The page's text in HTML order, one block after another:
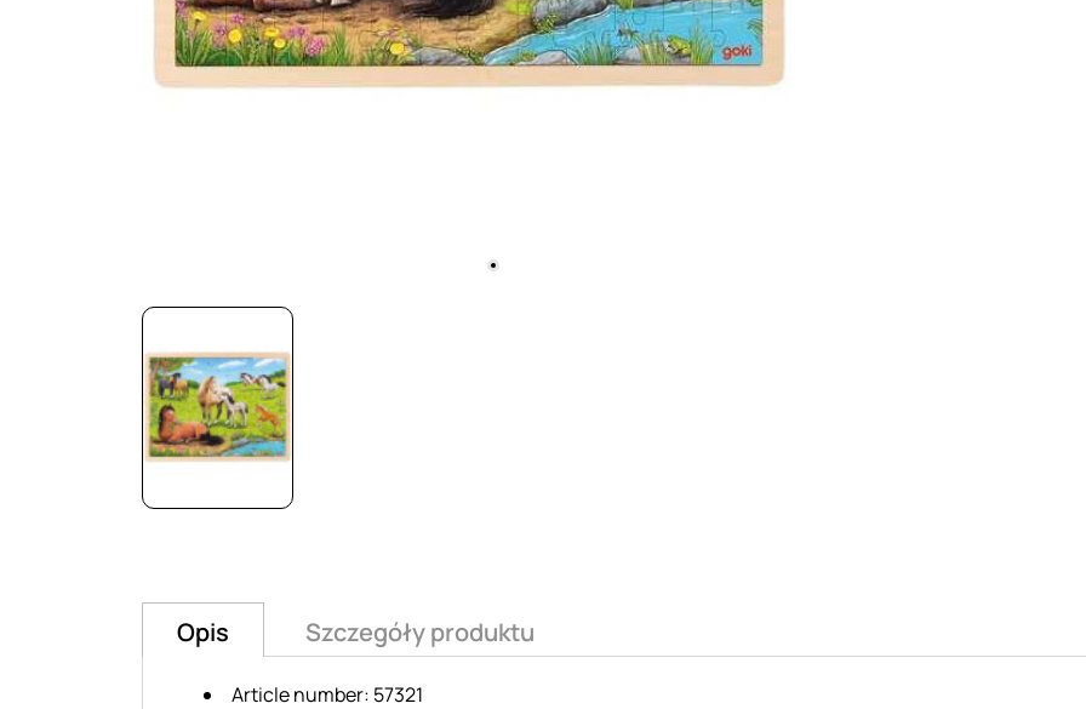
Opis Szczegóły produktu
Article number: 57321